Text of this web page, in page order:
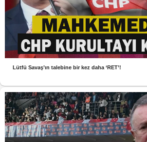
Lütfü Savaş’ın talebine bir kez daha ‘RET’!